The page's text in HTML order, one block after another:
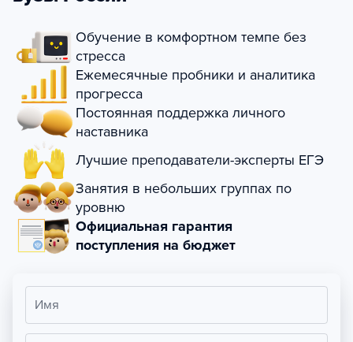
Обучение в комфортном темпе без
стресса
Ежемесячные пробники и аналитика
прогресса
Постоянная поддержка личного
наставника
Лучшие преподаватели-эксперты ЕГЭ
Занятия в небольших группах по
уровню
Официальная гарантия
поступления на бюджет
Имя